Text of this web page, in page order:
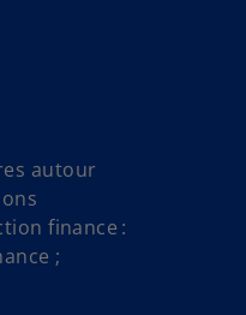
autour
finance :
;